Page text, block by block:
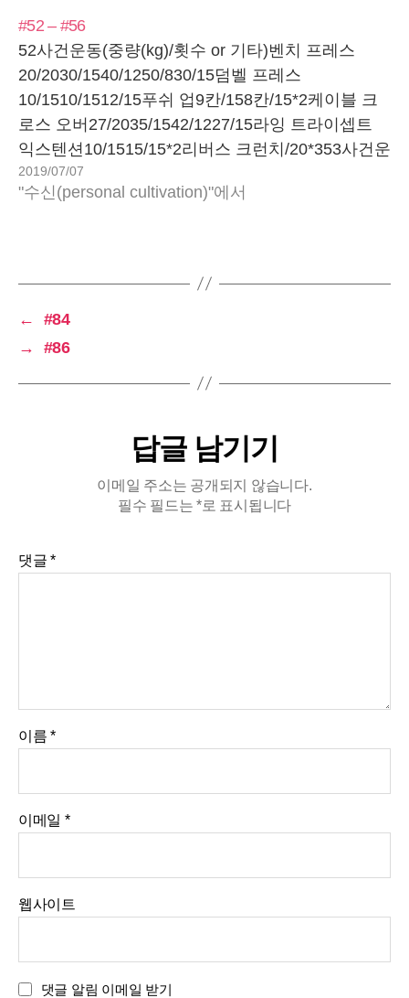
2. 6/15
3. 8/15
iii. 원 래그 데드리프트
1. 15
2. 6/15
3. 8/15…
#52 – #56
52사건운동(중량(kg)/횟수 or 기타)벤치 프레스
20/2030/1540/1250/830/15덤벨 프레스
10/1510/1512/15푸쉬 업9칸/158칸/15*2케이블 크
로스 오버27/2035/1542/1227/15라잉 트라이셉트
익스텐션10/1515/15*2리버스 크런치/20*353사건운
동(중량(kg)/횟수 or 기타)벤치 프레스
20/2030/1540/1250/830/15덤벨 프레스
익스텐션10/15*215/15리버스 크런치/20*354사건운
동(중량(kg)/횟수 or 기타)풀 업/12*3데드리프트
20/1540/1560/870/450/12바벨 로우30/12*3덤벨 로
우10/12*3스트레이트 암 풀 다운35/1542/15*355사
20/1540/1560/1270/540/12?런지/156/1510/15싱글
치/20*3 배움스쿼트할 때 벨트를 하니 호흡을 체크
어간다. 가슴은 안움직이지 않는다.…
2019/07/07
"수신(personal cultivation)"에서
←
#84
→
#86
답글 남기기
이메일 주소는 공개되지 않습니다.
필수 필드는*로 표시됩니다
댓글*
이름*
이메일 *
웹사이트
댓글 알림 이메일 받기